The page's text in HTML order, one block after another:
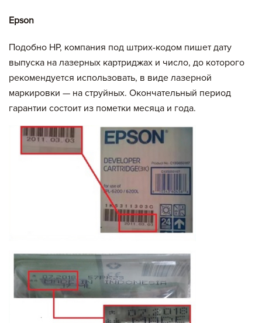
Epson
Подобно HP, компания под штрих-кодом пишет дату
выпуска на лазерных картриджах и число, до которого
рекомендуется использовать, в виде лазерной
маркировки — на струйных. Окончательный период
гарантии состоит из пометки месяца и года.
Вы добавили в корзину
Артикул
Цена,
руб
Кол-во
Сумма,
Итого: